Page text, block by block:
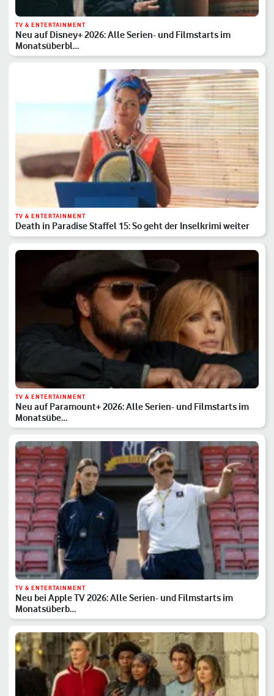
TV & ENTERTAINMENT
Neu auf Disney+ 2026: Alle Serien- und Filmstarts im
Monatsüberbl…
TV & ENTERTAINMENT
Death in Paradise Staffel 15: So geht der Inselkrimi weiter
TV & ENTERTAINMENT
Neu auf Paramount+ 2026: Alle Serien- und Filmstarts im
Monatsübe…
TV & ENTERTAINMENT
Neu bei Apple TV 2026: Alle Serien- und Filmstarts im
Monatsüberb…